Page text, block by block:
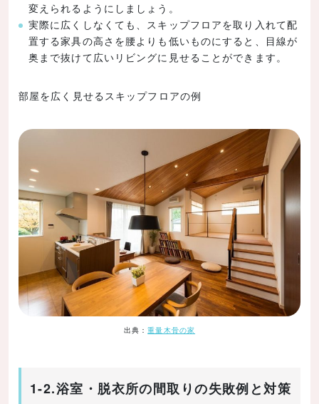
変えられるようにしましょう。
実際に広くしなくても、スキップフロアを取り入れて配
置する家具の高さを腰よりも低いものにすると、目線が
奥まで抜けて広いリビングに見せることができます。
部屋を広く見せるスキップフロアの例
出典：重量木骨の家
1-2.浴室・脱衣所の間取りの失敗例と対策